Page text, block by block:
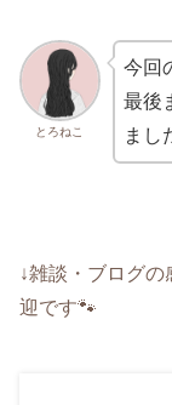
とろねこ
今回
最後
まし
↓雑談・ブログ
迎です🐾